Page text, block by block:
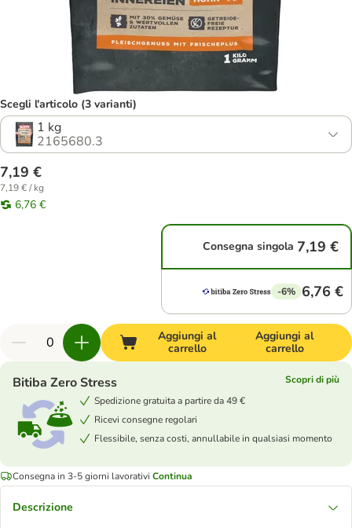
Scegli l'articolo (3 varianti)
1 kg
2165680.3
7,19 €
7,19 € / kg
6,76 €
Consegna singola 7,19 €
-6% 6,76 €
Aggiungi al
carrello
Aggiungi al
carrello
Bitiba Zero Stress
Scopri di più
Spedizione gratuita a partire da 49 €
Ricevi consegne regolari
Flessibile, senza costi, annullabile in qualsiasi momento
Consegna in 3-5 giorni lavorativi Continua
Descrizione